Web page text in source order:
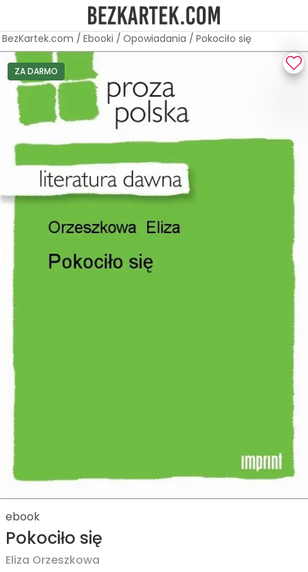
BezKartek.com / Ebooki / Opowiadania / Pokociło się
ZA DARMO
ebook
Pokociło się
Eliza Orzeszkowa